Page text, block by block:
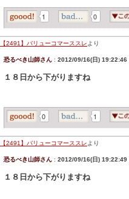
1 0
【2491】バリューコマーススレ より
恐るべき山師さん : 2012/09/16(日) 19:22:46
１８日から下がりますね
0 1
【2491】バリューコマーススレ より
恐るべき山師さん : 2012/09/16(日) 19:22:49
１８日から下がりますね